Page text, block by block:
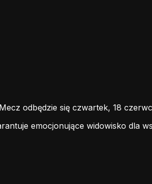
odbędzie się czwartek, 18
emocjonujące widowisko dla